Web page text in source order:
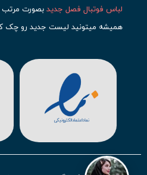
لباس فوتبال فصل جدیدبصورت مرتب
همیشه میتونید لیست جدید رو چک
حتما مشاهده کنید که قطعا برای تیم
بیشتری محصول موجود میشه. این
لباس اینتر میامی
آث میلان میشه.
در ایران هملباس استقلال،لباس
ایرانتوجه زیادی بشون شده و تقریبا